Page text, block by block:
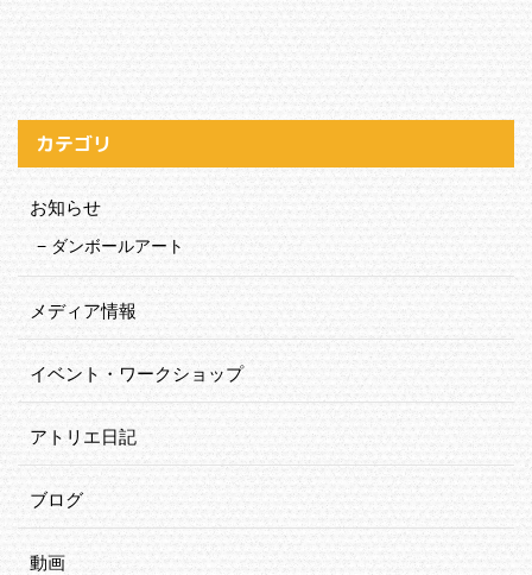
カテゴリ
お知らせ
ダンボールアート
メディア情報
イベント・ワークショップ
アトリエ日記
ブログ
動画